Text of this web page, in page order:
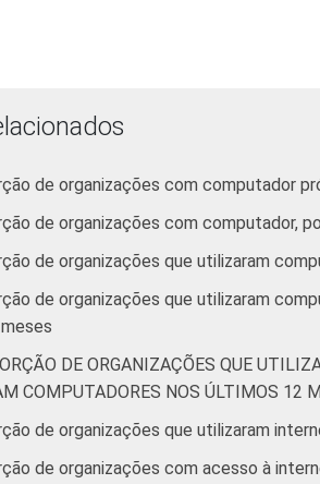
- out/2012 a mar/2013
de organizações com computador
de organizações com computador,
de organizações que utilizaram
de organizações que utilizaram
DE ORGANIZAÇÕES QUE
COMPUTADORES NOS ÚLTIMOS 12
de organizações que utilizaram
de organizações com acesso à